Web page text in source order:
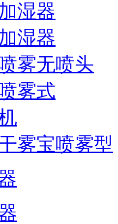
湿器
湿器
雾无喷头
雾式
雾宝喷雾型